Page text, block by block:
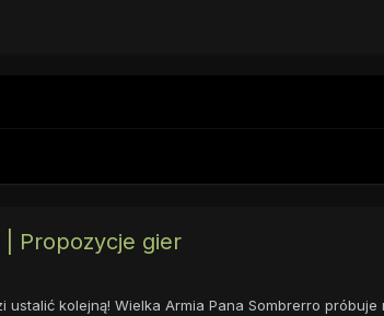
| Propozycje gier
ustalić kolejną! Wielka Armia Pana Sombrerro